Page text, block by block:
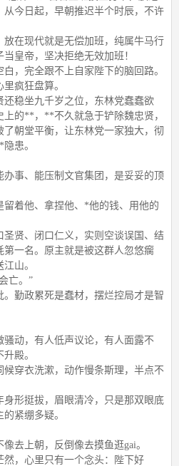
今日起，早朝推迟半个时辰，不许
放在现代就是无偿加班，纯属牛马行
皇帝，坚决拒绝无效加班！
，完全跟不上自家陛下的脑回路。
疯狂盘算。
稳坐九千岁之位，东林党蠢蠢欲
的**，**不久就急于铲除魏忠贤，
朝堂平衡，让东林党一家独大，彻
患。
事、能压制文官集团，是妥妥的顶
留着他、拿捏他、*他的钱、用他的
贤、闭口仁义，实则空谈误国、结
一名。原主就是被这群人忽悠瘸
山。
亡。”
勤政累死是蠢材，摆烂控局才是智
动，有人低声议论，有人面露不
殿。
穿衣洗漱，动作慢条斯理，半点不
形挺拔，眉眼清冷，只是那双眼底
紧绷多疑。
去上朝，反倒像去摸鱼逛gai。
然，心里只有一个念头：陛下好